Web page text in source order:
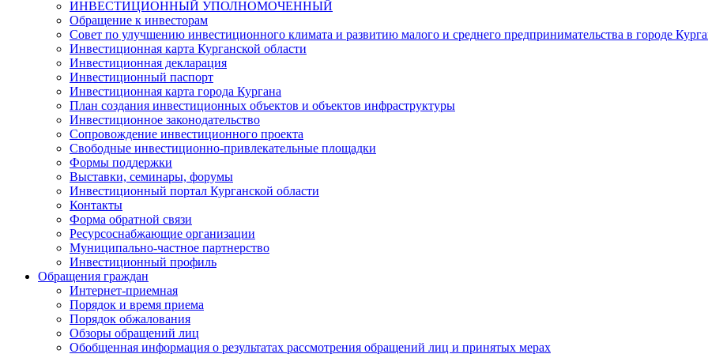
ИНВЕСТИЦИОННЫЙ УПОЛНОМОЧЕННЫЙ
Обращение к инвесторам
Совет по улучшению инвестиционного климата и развитию малого и среднего предпринимательства в городе
Инвестиционная карта Курганской области
Инвестиционная декларация
Инвестиционный паспорт
Инвестиционная карта города Кургана
План создания инвестиционных объектов и объектов инфраструктуры
Инвестиционное законодательство
Сопровождение инвестиционного проекта
Свободные инвестиционно-привлекательные площадки
Формы поддержки
Выставки, семинары, форумы
Инвестиционный портал Курганской области
Контакты
Форма обратной связи
Ресурсоснабжающие организации
Муниципально-частное партнерство
Инвестиционный профиль
Обращения граждан
Интернет-приемная
Порядок и время приема
Порядок обжалования
Обзоры обращений лиц
Обобщенная информация о результатах рассмотрения обращений лиц и принятых мерах